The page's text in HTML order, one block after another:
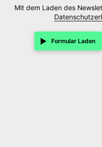
Mit dem Laden des
Formular Laden